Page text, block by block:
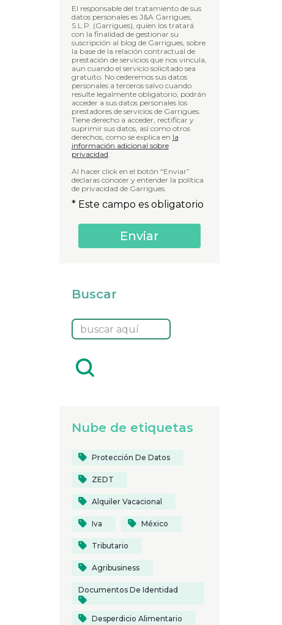
El responsable del tratamiento de sus
datos personales es J&A Garrigues,
S.L.P. (Garrigues), quien los tratará
con la finalidad de gestionar su
suscripción al blog de Garrigues, sobre
la base de la relación contractual de
prestación de servicios que nos vincula,
aun cuando el servicio solicitado sea
gratuito. No cederemos sus datos
personales a terceros salvo cuando
resulte legalmente obligatorio, podrán
acceder a sus datos personales los
prestadores de servicios de Garrigues.
Tiene derecho a acceder, rectificar y
suprimir sus datos, así como otros
derechos, como se explica en la
información adicional sobre
privacidad.
Al hacer click en el botón “Enviar”
declaras conocer y entender la política
de privacidad de Garrigues.
* Este campo es obligatorio
Buscar
Nube de etiquetas
Protección De Datos
ZEDT
Alquiler Vacacional
Iva México
Tributario
Agribusiness
Documentos De Identidad
Desperdicio Alimentario